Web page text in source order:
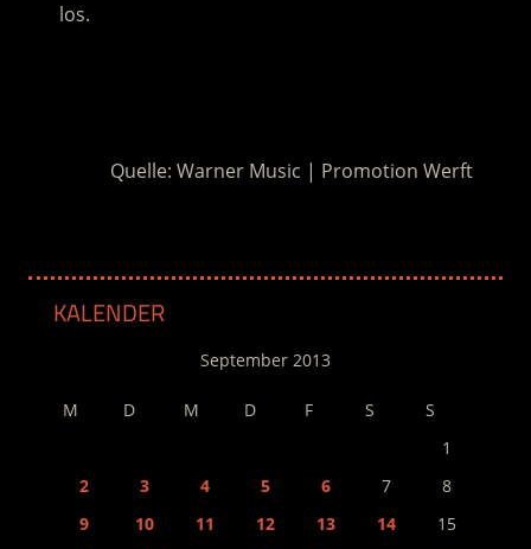
los.
Quelle: Warner Music | Promotion Werft
KALENDER
September 2013
M D M D F S
S
1
2
3 4 5 6 7
8
9
10 11 12 13 14
15